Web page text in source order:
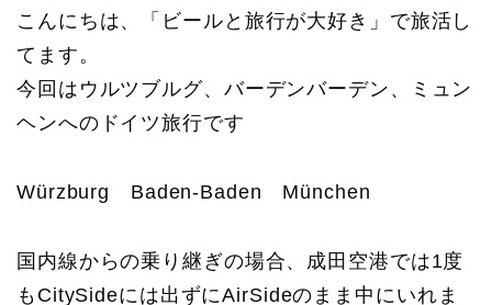
こんにちは、「ビールと旅行が大好き」で旅活し
てます。
今回はウルツブルグ、バーデンバーデン、ミュン
ヘンへのドイツ旅行です
Würzburg Baden-Baden München
国内線からの乗り継ぎの場合、成田空港では1度
もCitySideには出ずにAirSideのまま中にいれま